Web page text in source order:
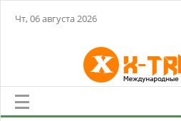
Чт, 06 августа 2026